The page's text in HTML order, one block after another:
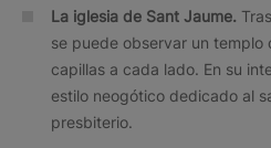
La iglesia de Sant Jaume.
se puede observar un templo
capillas a cada lado. En su
estilo neogótico dedicado al
presbiterio.